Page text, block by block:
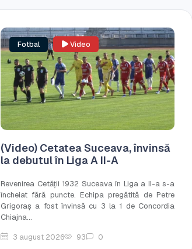
Fotbal Video
(Video) Cetatea Suceava, învinsă
la debutul în Liga A II-A
Revenirea Cetății 1932 Suceava în Liga a II-a s-a
încheiat fără puncte. Echipa pregătită de Petre
Grigoraș a fost învinsă cu 3 la 1 de Concordia
Chiajna...
3 august 2026
93 0